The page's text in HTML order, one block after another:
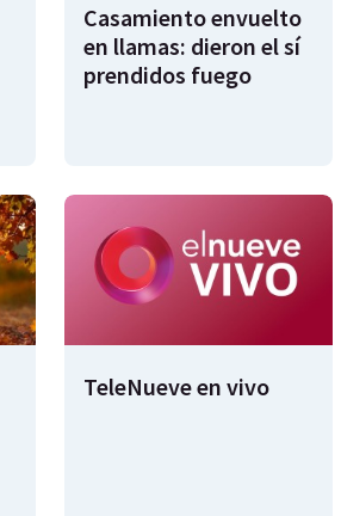
Casamiento envuelto
en llamas: dieron el sí
prendidos fuego
TeleNueve en vivo